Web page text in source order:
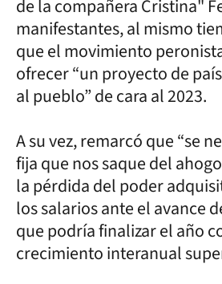
de la compañera Cristina"
manifestantes, al mismo
que el movimiento
ofrecer “un proyecto de
al pueblo” de cara al 2023.
A su vez, remarcó que “se
fija que nos saque del
la pérdida del poder
los salarios ante el avance
que podría finalizar el año
crecimiento interanual